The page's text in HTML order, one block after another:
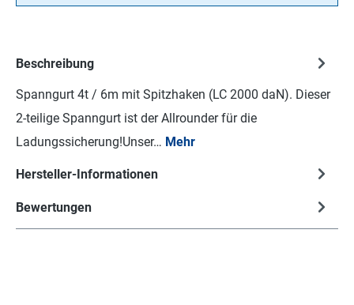
Beschreibung
Spanngurt 4t / 6m mit Spitzhaken (LC 2000 daN). Dieser
2-teilige Spanngurt ist der Allrounder für die
Ladungssicherung!Unser… Mehr
Hersteller-Informationen
Bewertungen